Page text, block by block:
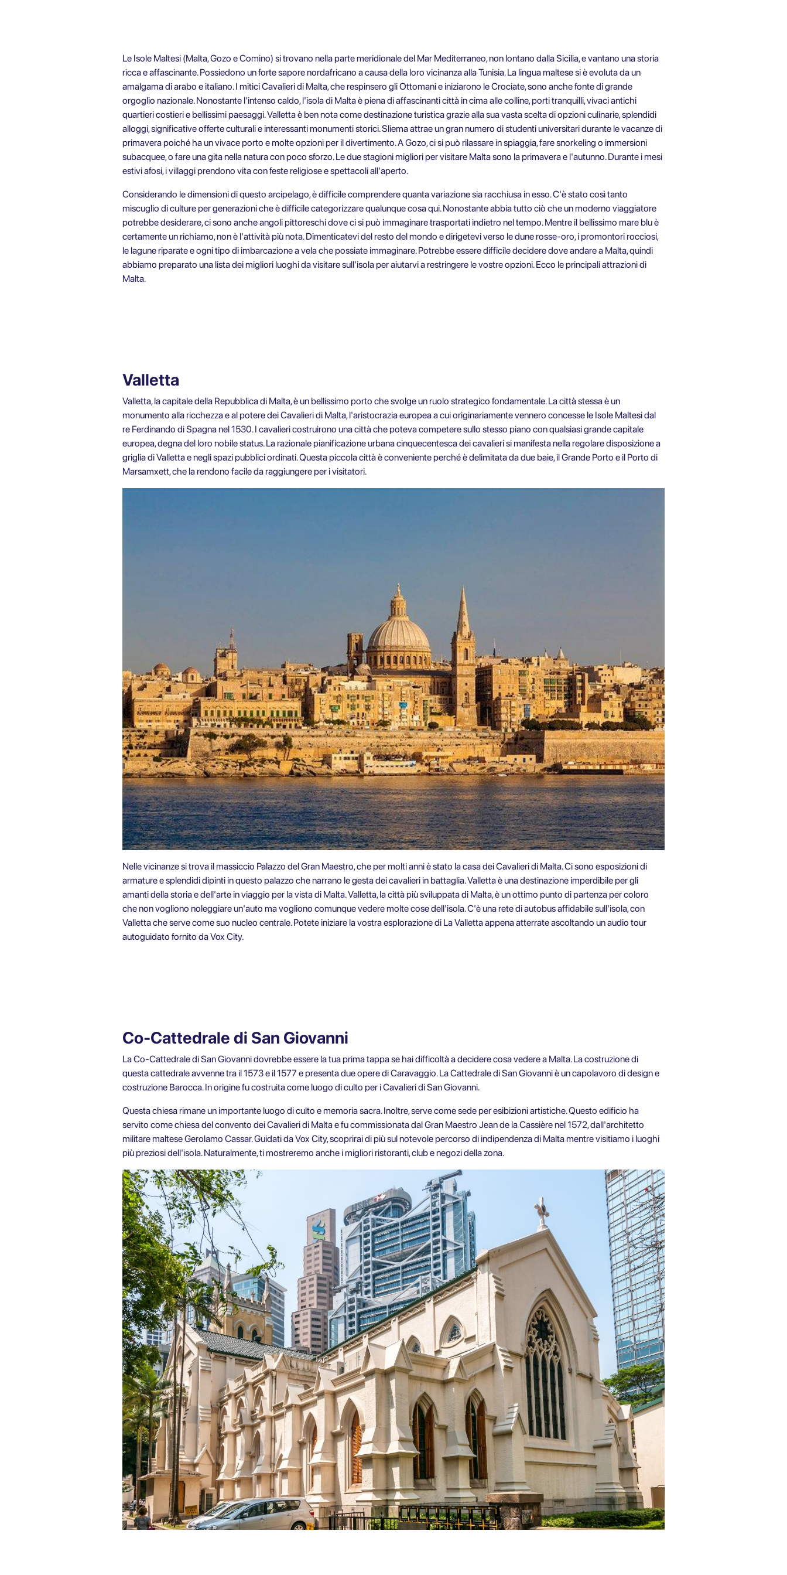
Le Isole Maltesi (Malta, Gozo e Comino) si trovano nella parte meridionale del Mar Mediterraneo, non lontano dalla Sicilia, e vantano una storia
ricca e affascinante. Possiedono un forte sapore nordafricano a causa della loro vicinanza alla Tunisia. La lingua maltese si è evoluta da un
amalgama di arabo e italiano. I mitici Cavalieri di Malta, che respinsero gli Ottomani e iniziarono le Crociate, sono anche fonte di grande
orgoglio nazionale. Nonostante l'intenso caldo, l'isola di Malta è piena di affascinanti città in cima alle colline, porti tranquilli, vivaci antichi
quartieri costieri e bellissimi paesaggi. Valletta è ben nota come destinazione turistica grazie alla sua vasta scelta di opzioni culinarie, splendidi
alloggi, significative offerte culturali e interessanti monumenti storici. Sliema attrae un gran numero di studenti universitari durante le vacanze di
primavera poiché ha un vivace porto e molte opzioni per il divertimento. A Gozo, ci si può rilassare in spiaggia, fare snorkeling o immersioni
subacquee, o fare una gita nella natura con poco sforzo. Le due stagionimigliori per visitare Maltasono la primavera e l'autunno. Durante i mesi
estivi afosi, i villaggi prendono vita con feste religiose e spettacoli all'aperto.
Considerando le dimensioni di questo arcipelago, è difficile comprendere quanta variazione sia racchiusa in esso. C'è stato così tanto
miscuglio di culture per generazioni che è difficile categorizzare qualunque cosa qui. Nonostante abbia tutto ciò che un moderno viaggiatore
potrebbe desiderare, ci sono anche angoli pittoreschi dove ci si può immaginare trasportati indietro nel tempo. Mentre il bellissimo mare blu è
certamente un richiamo, non è l'attività più nota. Dimenticatevi del resto del mondo e dirigetevi verso le dune rosse-oro, i promontori rocciosi,
le lagune riparate e ogni tipo di imbarcazione a vela che possiate immaginare. Potrebbe essere difficile decidere dove andare a Malta, quindi
abbiamo preparato una lista dei migliori luoghi da visitare sull'isola per aiutarvi a restringere le vostre opzioni. Ecco le principali attrazioni di
Malta.
Valletta
Valletta, la capitale della Repubblica di Malta, è un bellissimo porto che svolge un ruolo strategico fondamentale. La città stessa è un
monumento alla ricchezza e al potere dei Cavalieri di Malta, l'aristocrazia europea a cui originariamente vennero concesse le Isole Maltesi dal
re Ferdinando di Spagna nel 1530. I cavalieri costruirono una città che poteva competere sullo stesso piano con qualsiasi grande capitale
europea, degna del loro nobile status. La razionale pianificazione urbana cinquecentesca dei cavalieri si manifesta nella regolare disposizione a
griglia di Valletta e negli spazi pubblici ordinati. Questa piccola città è conveniente perché è delimitata da due baie, il Grande Porto e il Porto di
Marsamxett, che la rendono facile da raggiungere per i visitatori.
Nelle vicinanze si trova il massiccio Palazzo del Gran Maestro, che per molti anni è stato la casa dei Cavalieri di Malta. Ci sono esposizioni di
armature e splendidi dipinti in questo palazzo che narrano le gesta dei cavalieri in battaglia. Valletta è una destinazione imperdibile per gli
amanti della storia e dell'arte in viaggio per lavista di Malta. Valletta, la città più sviluppata di Malta, è un ottimo punto di partenza per coloro
che non vogliono noleggiare un'auto ma vogliono comunque vedere molte cose dell'isola. C'è una rete di autobus affidabile sull'isola, con
Valletta che serve come suo nucleo centrale. Potete iniziare la vostra esplorazione di La Vallettaappena atterrate ascoltando un audio tour
autoguidato fornito daVox City.
Co-Cattedrale di San Giovanni
La Co-Cattedrale di San Giovannidovrebbe essere la tua prima tappa se hai difficoltà a decidere cosa vedere a Malta. La costruzione di
questa cattedrale avvenne tra il 1573 e il 1577 e presenta due opere di Caravaggio. La Cattedrale di San Giovanni è un capolavoro di design e
costruzione Barocca. In origine fu costruita come luogo di culto per i Cavalieri di San Giovanni.
Questa chiesa rimane un importante luogo di culto e memoria sacra. Inoltre, serve come sede per esibizioni artistiche. Questo edificio ha
servito come chiesa del convento dei Cavalieri di Malta e fu commissionata dal Gran Maestro Jean de la Cassière nel 1572, dall'architetto
militare maltese Gerolamo Cassar. Guidati daVox City, scoprirai di più sul notevole percorso di indipendenza di Malta mentre visitiamo i luoghi
più preziosi dell'isola. Naturalmente, ti mostreremo anche i migliori ristoranti, club e negozi della zona.